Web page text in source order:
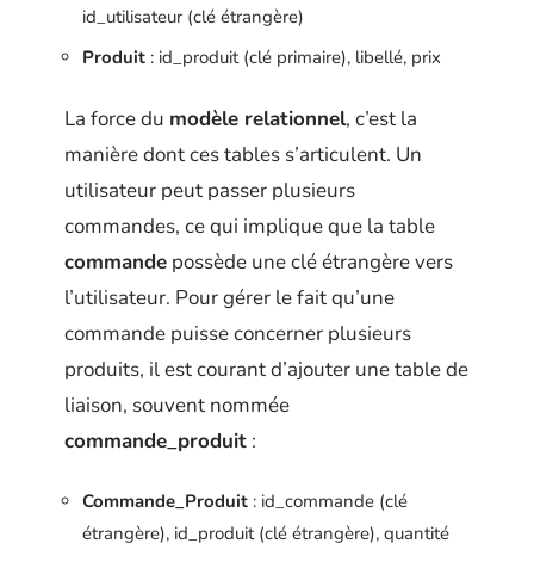
id_utilisateur (clé étrangère)
Produit : id_produit (clé primaire), libellé, prix
La force du modèle relationnel, c’est la
manière dont ces tables s’articulent. Un
utilisateur peut passer plusieurs
commandes, ce qui implique que la table
commande possède une clé étrangère vers
l’utilisateur. Pour gérer le fait qu’une
commande puisse concerner plusieurs
produits, il est courant d’ajouter une table de
liaison, souvent nommée
commande_produit :
Commande_Produit : id_commande (clé
étrangère), id_produit (clé étrangère), quantité